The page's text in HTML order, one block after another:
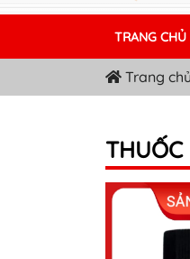
TRANG CHỦ
Trang chủ